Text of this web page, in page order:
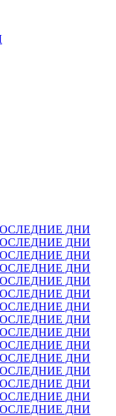
ДНИ
ДНИ
ДНИ
ДНИ
ДНИ
ДНИ
ДНИ
ДНИ
ДНИ
ДНИ
ДНИ
ДНИ
ДНИ
ДНИ
ДНИ